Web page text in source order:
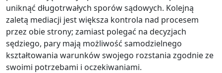
uniknąć długotrwałych sporów sądowych. Kolejną
zaletą mediacji jest większa kontrola nad procesem
przez obie strony; zamiast polegać na decyzjach
sędziego, pary mają możliwość samodzielnego
kształtowania warunków swojego rozstania zgodnie ze
swoimi potrzebami i oczekiwaniami.